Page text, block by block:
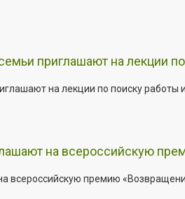
приглашают на лекции
на лекции по поиску
на всероссийскую
всероссийскую премию